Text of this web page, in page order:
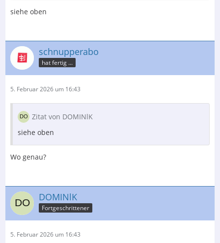
siehe oben
schnupperabo
hat fertig ...
5. Februar 2026 um 16:43
Zitat von DOMINlK
siehe oben
Wo genau?
DOMINlK
Fortgeschrittener
5. Februar 2026 um 16:43